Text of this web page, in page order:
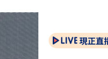
現正直